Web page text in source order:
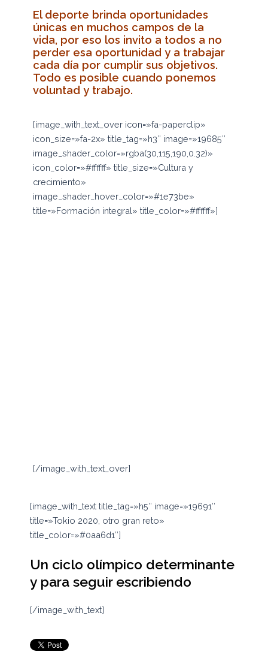
El deporte brinda oportunidades
únicas en muchos campos de la
vida, por eso los invito a todos a no
perder esa oportunidad y a trabajar
cada día por cumplir sus objetivos.
Todo es posible cuando ponemos
voluntad y trabajo.
[image_with_text_over icon=»fa-paperclip»
icon_size=»fa-2x» title_tag=»h3″ image=»19685″
image_shader_color=»rgba(30,115,190,0.32)»
icon_color=»#ffffff» title_size=»Cultura y
crecimiento»
image_shader_hover_color=»#1e73be»
title=»Formación integral» title_color=»#ffffff»]
[/image_with_text_over]
[image_with_text title_tag=»h5″ image=»19691″
title=»Tokio 2020, otro gran reto»
title_color=»#0aa6d1″]
Un ciclo olímpico determinante
y para seguir escribiendo
[/image_with_text]